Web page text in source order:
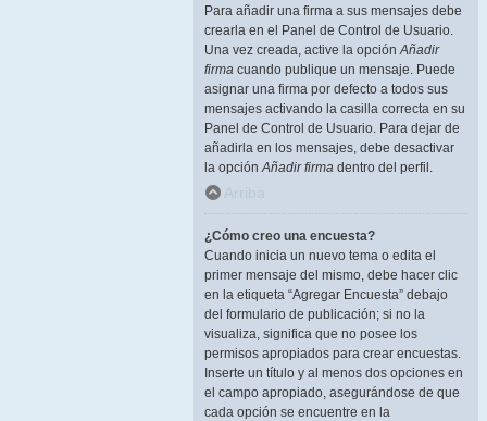
Para añadir una firma a sus mensajes debe
crearla en el Panel de Control de Usuario.
Una vez creada, active la opciónAñadir
firma cuando publique un mensaje. Puede
asignar una firma por defecto a todos sus
mensajes activando la casilla correcta en su
Panel de Control de Usuario. Para dejar de
añadirla en los mensajes, debe desactivar
la opciónAñadir firma dentro del perfil.
Arriba
¿Cómo creo una encuesta?
Cuando inicia un nuevo tema o edita el
primer mensaje del mismo, debe hacer clic
en la etiqueta “Agregar Encuesta” debajo
del formulario de publicación; si no la
visualiza, significa que no posee los
permisos apropiados para crear encuestas.
Inserte un título y al menos dos opciones en
el campo apropiado, asegurándose de que
cada opción se encuentre en la